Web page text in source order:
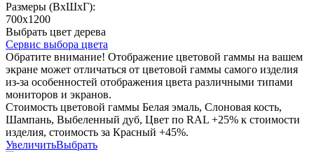
Размеры (ВхШхГ):
700x1200
Выбрать цвет дерева
Сервис выбора цвета
Обратите внимание! Отображение цветовой гаммы на вашем
экране может отличаться от цветовой гаммы самого изделия
из-за особенностей отображения цвета различными типами
мониторов и экранов.
Стоимость цветовой гаммы Белая эмаль, Слоновая кость,
Шампань, Выбеленный дуб, Цвет по RAL +25% к стоимости
изделия, стоимость за Красный +45%.
УвеличитьВыбрать